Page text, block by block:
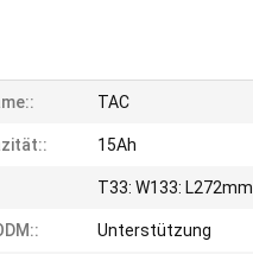
TAC
15Ah
T33: W133: L272mm
Unterstützung